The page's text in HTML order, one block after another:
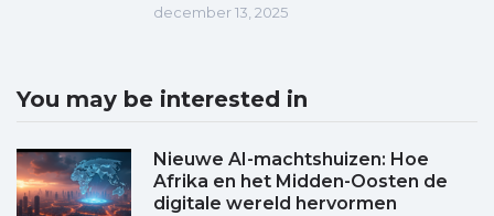
december 13, 2025
You may be interested in
Nieuwe AI-machtshuizen: Hoe
Afrika en het Midden-Oosten de
digitale wereld hervormen